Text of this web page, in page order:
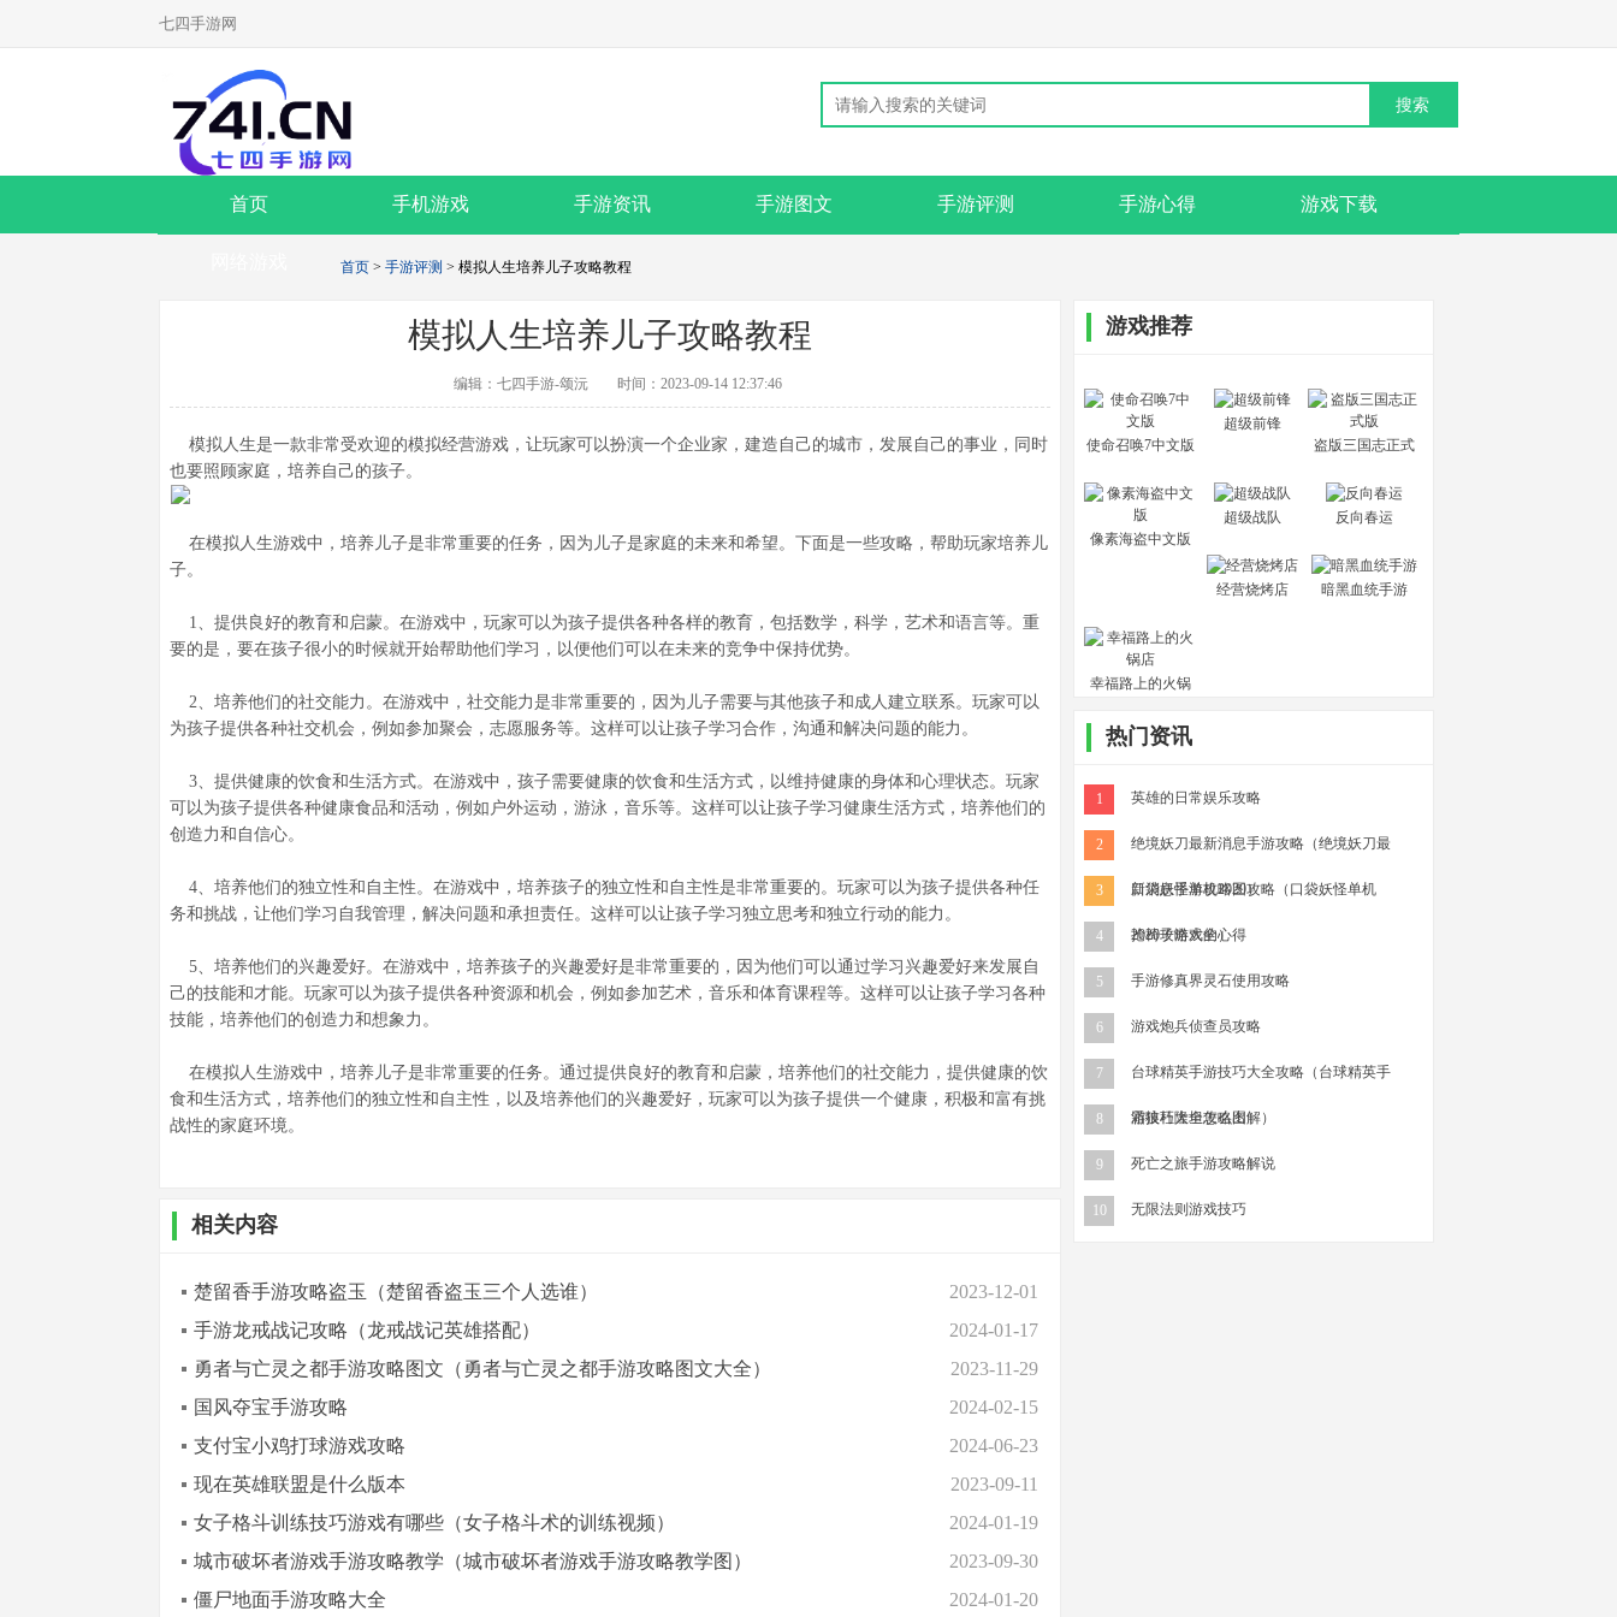
七四手游网
首页 手机游戏 手游资讯 手游图文 手游评测 手游心得 游戏下载
首页 > 手游评测 > 模拟人生培养儿子攻略教程
模拟人生培养儿子攻略教程
编辑：七四手游-颂沅 时间：2023-09-14 12:37:46
模拟人生是一款非常受欢迎的模拟经营游戏，让玩家可以扮演一个企业家，建造自己的城市，发展自己的事业，同时
也要照顾家庭，培养自己的孩子。
在模拟人生游戏中，培养儿子是非常重要的任务，因为儿子是家庭的未来和希望。下面是一些攻略，帮助玩家培养儿
子。
1、提供良好的教育和启蒙。在游戏中，玩家可以为孩子提供各种各样的教育，包括数学，科学，艺术和语言等。重
要的是，要在孩子很小的时候就开始帮助他们学习，以便他们可以在未来的竞争中保持优势。
2、培养他们的社交能力。在游戏中，社交能力是非常重要的，因为儿子需要与其他孩子和成人建立联系。玩家可以
为孩子提供各种社交机会，例如参加聚会，志愿服务等。这样可以让孩子学习合作，沟通和解决问题的能力。
3、提供健康的饮食和生活方式。在游戏中，孩子需要健康的饮食和生活方式，以维持健康的身体和心理状态。玩家
可以为孩子提供各种健康食品和活动，例如户外运动，游泳，音乐等。这样可以让孩子学习健康生活方式，培养他们的
创造力和自信心。
4、培养他们的独立性和自主性。在游戏中，培养孩子的独立性和自主性是非常重要的。玩家可以为孩子提供各种任
务和挑战，让他们学习自我管理，解决问题和承担责任。这样可以让孩子学习独立思考和独立行动的能力。
5、培养他们的兴趣爱好。在游戏中，培养孩子的兴趣爱好是非常重要的，因为他们可以通过学习兴趣爱好来发展自
己的技能和才能。玩家可以为孩子提供各种资源和机会，例如参加艺术，音乐和体育课程等。这样可以让孩子学习各种
技能，培养他们的创造力和想象力。
在模拟人生游戏中，培养儿子是非常重要的任务。通过提供良好的教育和启蒙，培养他们的社交能力，提供健康的饮
食和生活方式，培养他们的独立性和自主性，以及培养他们的兴趣爱好，玩家可以为孩子提供一个健康，积极和富有挑
战性的家庭环境。
相关内容
楚留香手游攻略盗玉（楚留香盗玉三个人选谁）
2023-12-01
手游龙戒战记攻略（龙戒战记英雄搭配）
2024-01-17
勇者与亡灵之都手游攻略图文（勇者与亡灵之都手游攻略图文大全）
2023-11-29
国风夺宝手游攻略
2024-02-15
支付宝小鸡打球游戏攻略
2024-06-23
现在英雄联盟是什么版本
2023-09-11
女子格斗训练技巧游戏有哪些（女子格斗术的训练视频）
2024-01-19
城市破坏者游戏手游攻略教学（城市破坏者游戏手游攻略教学图）
2023-09-30
僵尸地面手游攻略大全
2024-01-20
游戏推荐
使命召唤7中文版
超级前锋
盗版三国志正式
像素海盗中文版
超级战队 反向春运
经营烧烤店 暗黑血统手游
幸福路上的火锅
热门资讯
1 英雄的日常娱乐攻略
2 绝境妖刀最新消息手游攻略（绝境妖刀最
新消息手游攻略图）
3 口袋妖怪单机2020攻略（口袋妖怪单机
2020攻略大全）
4 抢椅子游戏的心得
5 手游修真界灵石使用攻略
6 游戏炮兵侦查员攻略
7 台球精英手游技巧大全攻略（台球精英手
游技巧大全攻略图解）
8 霜狼杜隆坦怎么出
9 死亡之旅手游攻略解说
10 无限法则游戏技巧